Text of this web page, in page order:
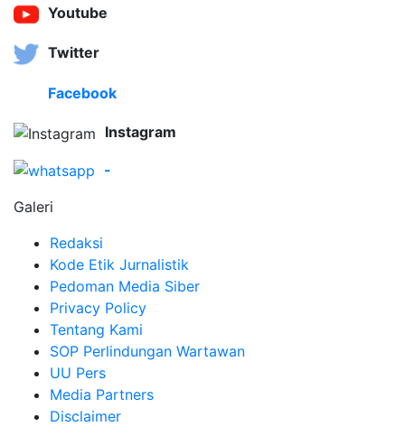
Youtube
Twitter
Facebook
Instagram
-
Galeri
Redaksi
Kode Etik Jurnalistik
Pedoman Media Siber
Privacy Policy
Tentang Kami
SOP Perlindungan Wartawan
UU Pers
Media Partners
Disclaimer